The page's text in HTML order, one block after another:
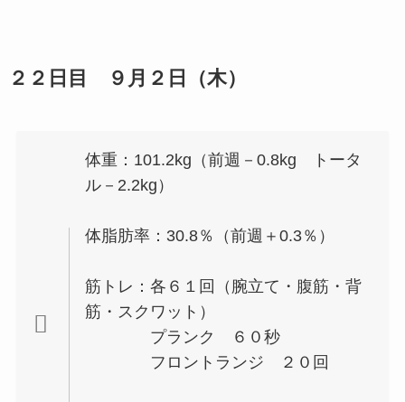
２２日目 ９月２日（木）
体重：101.2kg（前週－0.8kg トータ
ル－2.2kg）
体脂肪率：30.8％（前週＋0.3％）
筋トレ：各６１回（腕立て・腹筋・背
筋・スクワット）
プランク ６０秒
フロントランジ ２０回